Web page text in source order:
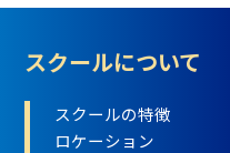
スクールについて
スクールの特徴
ロケーション